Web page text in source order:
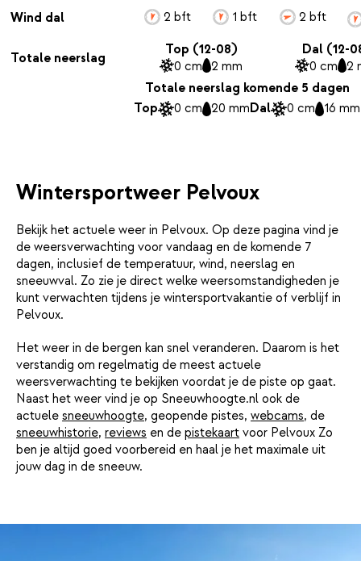
Wind dal
Totale neerslag
2 bft 1 bft 2 bft
Top (12-08)
0 cm 2 mm
Dal (12-
0 cm 2
Totale neerslag komende 5 dagen
Top
0 cm 20 mmDal 0 cm 16 mm
Wintersportweer Pelvoux
Bekijk het actuele weer in Pelvoux. Op deze pagina vind je
de weersverwachting voor vandaag en de komende 7
dagen, inclusief de temperatuur, wind, neerslag en
sneeuwval. Zo zie je direct welke weersomstandigheden je
kunt verwachten tijdens je wintersportvakantie of verblijf in
Pelvoux.
Het weer in de bergen kan snel veranderen. Daarom is het
verstandig om regelmatig de meest actuele
weersverwachting te bekijken voordat je de piste op gaat.
Naast het weer vind je op Sneeuwhoogte.nl ook de
actuele sneeuwhoogte, geopende pistes, webcams, de
sneeuwhistorie, reviews en de pistekaart voor Pelvoux Zo
ben je altijd goed voorbereid en haal je het maximale uit
jouw dag in de sneeuw.